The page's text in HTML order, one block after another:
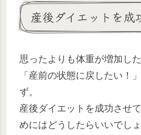
産後ダイエットを成
思ったよりも体重が増加し
「産前の状態に戻したい！
ず。
産後ダイエットを成功させ
めにはどうしたらいいでし